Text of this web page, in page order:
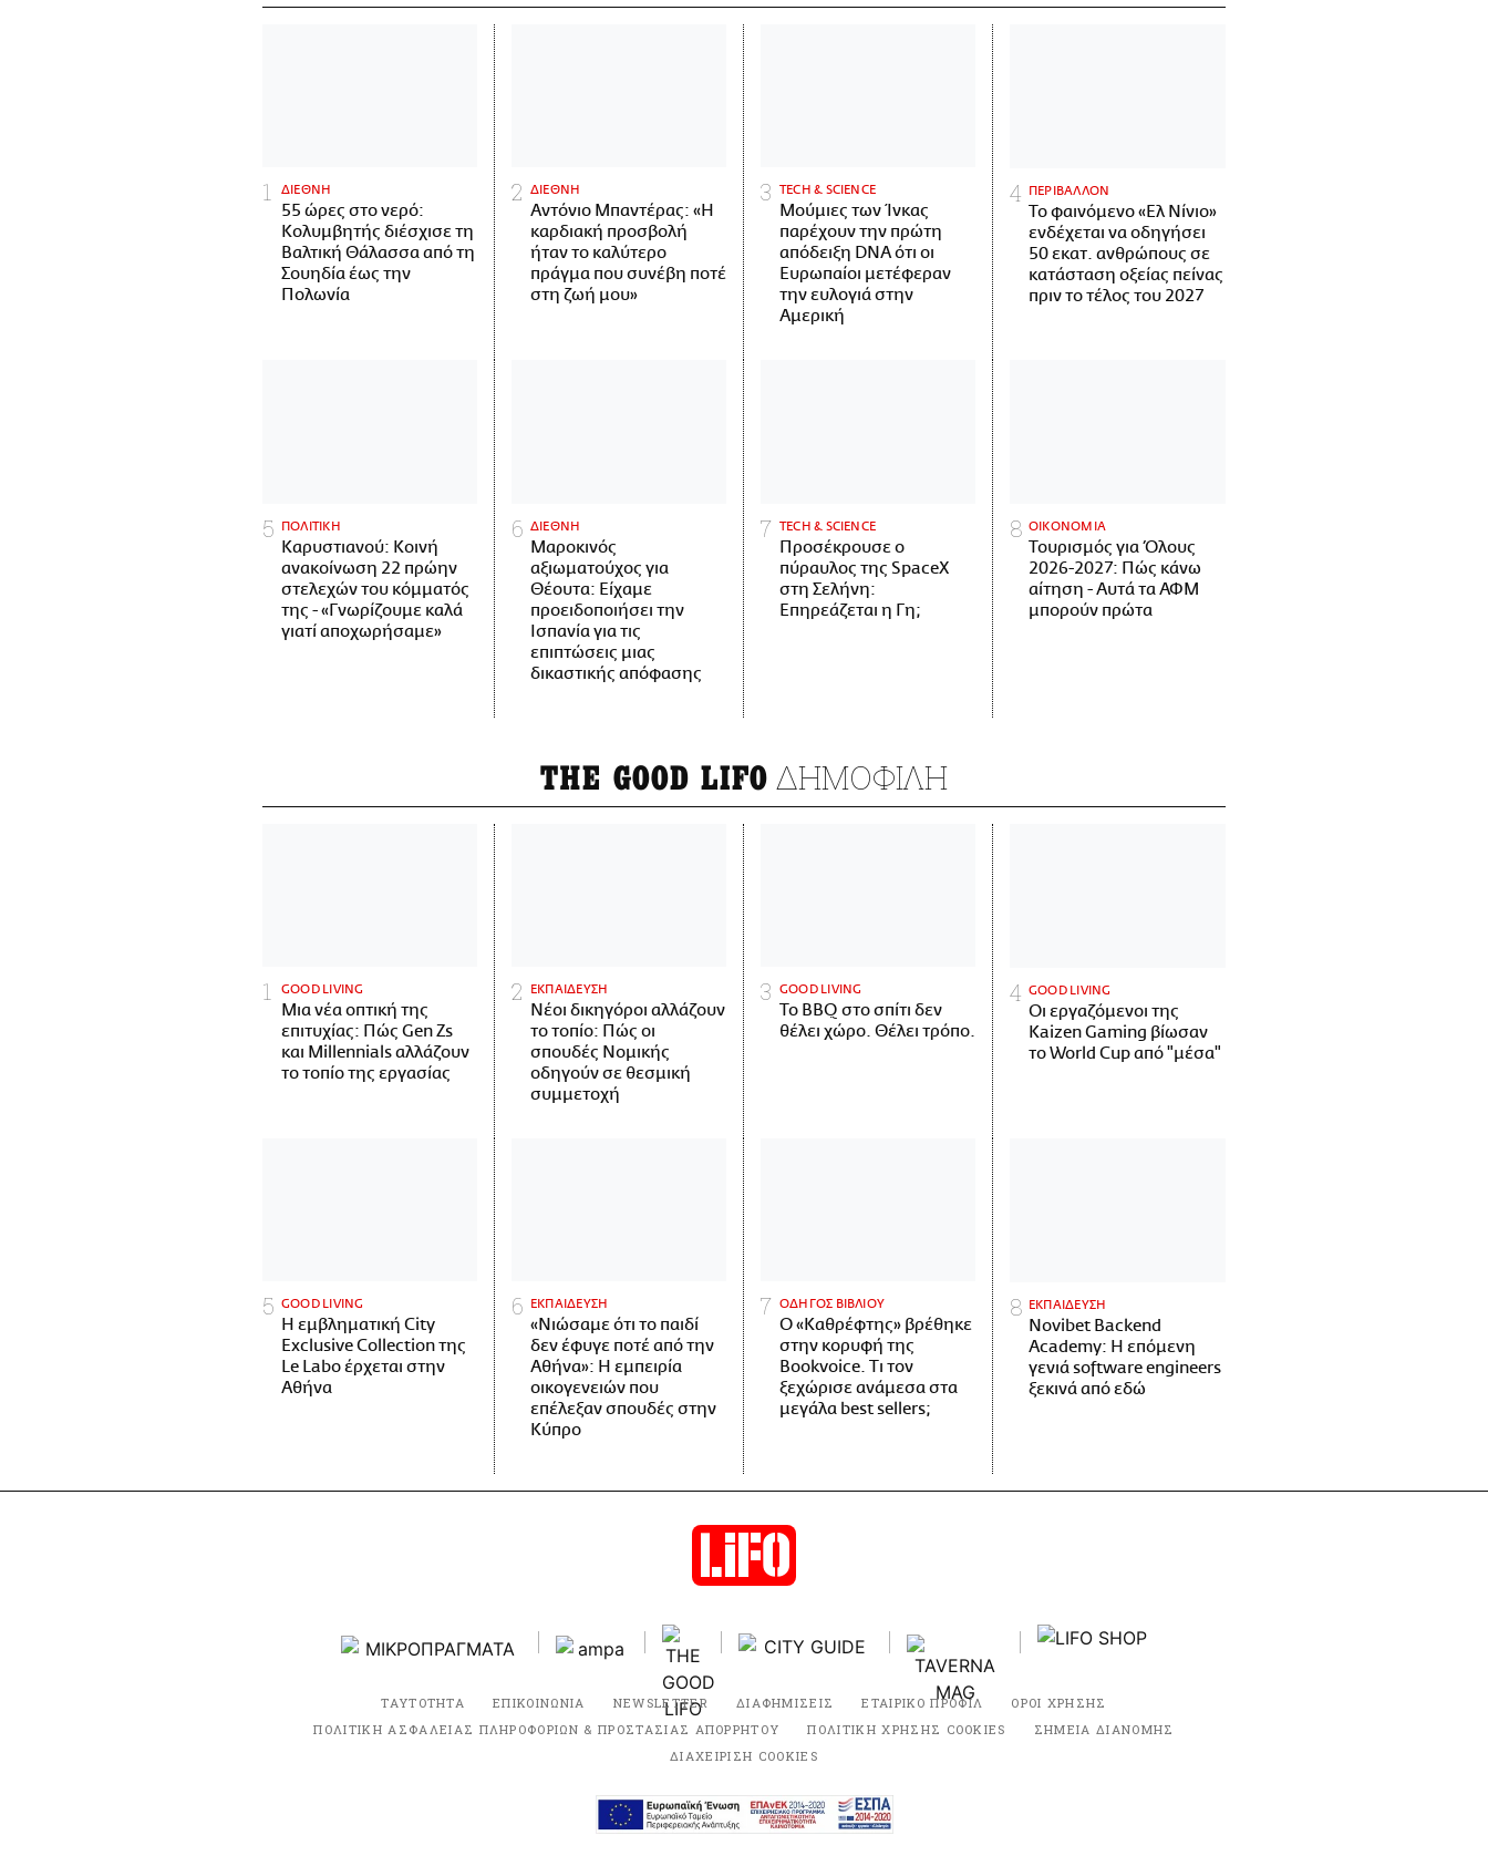
ΔΙΕΘΝΗ
55 ώρες στο νερό:
Κολυμβητής διέσχισε τη
Βαλτική Θάλασσα από τη
Σουηδία έως την
Πολωνία
ΔΙΕΘΝΗ
Αντόνιο Μπαντέρας: «Η
καρδιακή προσβολή
ήταν το καλύτερο
πράγμα που συνέβη ποτέ
στη ζωή μου»
ΤECH & SCIENCE
Μούμιες των Ίνκας
παρέχουν την πρώτη
απόδειξη DNA ότι οι
Ευρωπαίοι μετέφεραν
την ευλογιά στην
Αμερική
ΠΕΡΙΒΑΛΛΟΝ
Το φαινόμενο «Ελ Νίνιο»
ενδέχεται να οδηγήσει
50 εκατ. ανθρώπους σε
κατάσταση οξείας πείνας
πριν το τέλος του 2027
ΠΟΛΙΤΙΚΗ
Καρυστιανού: Κοινή
ανακοίνωση 22 πρώην
στελεχών του κόμματός
της - «Γνωρίζουμε καλά
γιατί αποχωρήσαμε»
ΔΙΕΘΝΗ
Μαροκινός
αξιωματούχος για
Θέουτα: Είχαμε
προειδοποιήσει την
Ισπανία για τις
επιπτώσεις μιας
δικαστικής απόφασης
ΤECH & SCIENCE
Προσέκρουσε ο
πύραυλος της SpaceX
στη Σελήνη:
Επηρεάζεται η Γη;
ΟΙΚΟΝΟΜΙΑ
Τουρισμός για Όλους
2026-2027: Πώς κάνω
αίτηση - Αυτά τα ΑΦΜ
μπορούν πρώτα
THE GOOD LIFO ΔΗΜΟΦΙΛΗ
GOOD LIVING
Μια νέα οπτική της
επιτυχίας: Πώς Gen Zs
και Millennials αλλάζουν
το τοπίο της εργασίας
ΕΚΠΑΙΔΕΥΣΗ
Νέοι δικηγόροι αλλάζουν
το τοπίο: Πώς οι
σπουδές Νομικής
οδηγούν σε θεσμική
συμμετοχή
GOOD LIVING
Το BBQ στο σπίτι δεν
θέλει χώρο. Θέλει τρόπο.
GOOD LIVING
Οι εργαζόμενοι της
Kaizen Gaming βίωσαν
το World Cup από "μέσα"
GOOD LIVING
Η εμβληματική City
Exclusive Collection της
Le Labo έρχεται στην
Αθήνα
ΕΚΠΑΙΔΕΥΣΗ
«Νιώσαμε ότι το παιδί
δεν έφυγε ποτέ από την
Αθήνα»: Η εμπειρία
οικογενειών που
επέλεξαν σπουδές στην
Κύπρο
ΟΔΗΓΟΣ ΒΙΒΛΙΟΥ
Ο «Καθρέφτης» βρέθηκε
στην κορυφή της
Bookvoice. Τι τον
ξεχώρισε ανάμεσα στα
μεγάλα best sellers;
ΕΚΠΑΙΔΕΥΣΗ
Novibet Backend
Academy: Η επόμενη
γενιά software engineers
ξεκινά από εδώ
ΤΑΥΤΟΤΗΤΑ ΕΠΙΚΟΙΝΩΝΙΑ NEWSLETTER ΔΙΑΦΗΜΙΣΕΙΣ ΕΤΑΙΡΙΚΟ ΠΡΟΦΙΛ
ΟΡΟΙ ΧΡΗΣΗΣ
ΠΟΛΙΤΙΚΗ ΑΣΦΑΛΕΙΑΣ ΠΛΗΡΟΦΟΡΙΩΝ & ΠΡΟΣΤΑΣΙΑΣ ΑΠΟΡΡΗΤΟΥ
ΠΟΛΙΤΙΚΗ ΧΡΗΣΗΣ COOKIES
ΣΗΜΕΙΑ ΔΙΑΝΟΜΗΣ
ΔΙΑΧΕΙΡΙΣΗ COOKIES